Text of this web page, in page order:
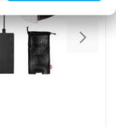
Next